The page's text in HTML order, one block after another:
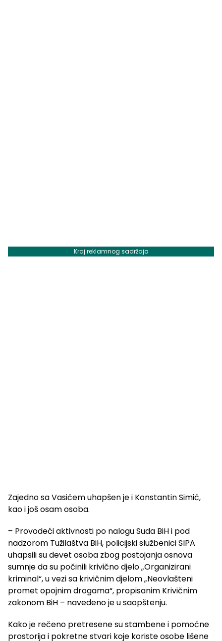
Kraj reklamnog sadržaja
Zajedno sa Vasićem uhapšen je i Konstantin Simić,
kao i još osam osoba.
– Provodeći aktivnosti po nalogu Suda BiH i pod
nadzorom Tužilaštva BiH, policijski službenici SIPA
uhapsili su devet osoba zbog postojanja osnova
sumnje da su počinili krivično djelo „Organizirani
kriminal“, u vezi sa krivičnim djelom „Neovlašteni
promet opojnim drogama“, propisanim Krivičnim
zakonom BiH – navedeno je u saopštenju.
Kako je rečeno pretresene su stambene i pomoćne
prostorija i pokretne stvari koje koriste osobe lišene